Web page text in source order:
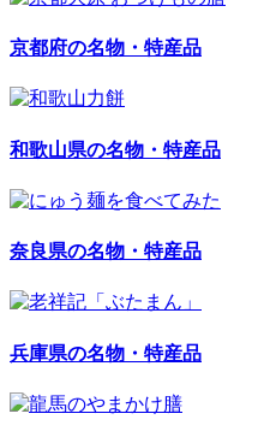
京都府の名物・特産品
和歌山県の名物・特産品
奈良県の名物・特産品
兵庫県の名物・特産品